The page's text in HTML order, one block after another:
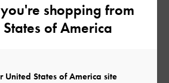
shopping from
of America
United States of America site